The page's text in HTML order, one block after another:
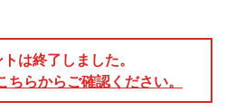
は終了しました。
らからご確認ください。